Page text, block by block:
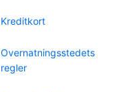
Kreditkort
Overnatningsstedets
regler